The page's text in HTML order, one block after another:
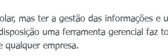
mas ter a gestão das informações e
uma ferramenta gerencial faz
qualquer empresa.